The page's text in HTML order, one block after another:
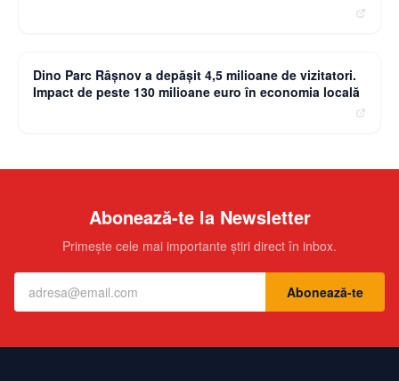
Dino Parc Râșnov a depășit 4,5 milioane de vizitatori.
Impact de peste 130 milioane euro în economia locală
Abonează-te la Newsletter
Primește cele mai importante știri direct în inbox.
Abonează-te